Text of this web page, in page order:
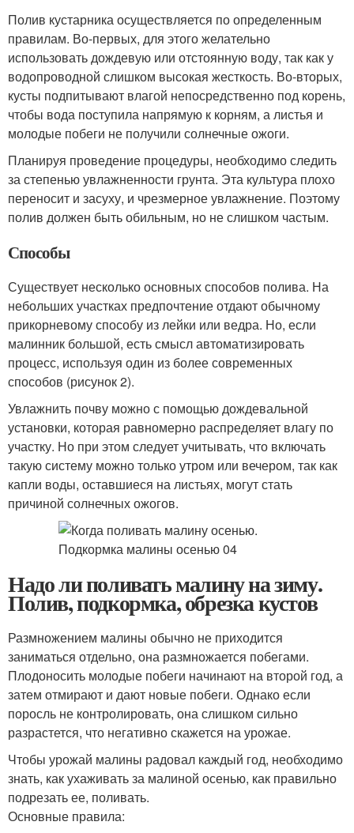
Полив кустарника осуществляется по определенным
правилам. Во-первых, для этого желательно
использовать дождевую или отстоянную воду, так как у
водопроводной слишком высокая жесткость. Во-вторых,
кусты подпитывают влагой непосредственно под корень,
чтобы вода поступила напрямую к корням, а листья и
молодые побеги не получили солнечные ожоги.
Планируя проведение процедуры, необходимо следить
за степенью увлажненности грунта. Эта культура плохо
переносит и засуху, и чрезмерное увлажнение. Поэтому
полив должен быть обильным, но не слишком частым.
Способы
Существует несколько основных способов полива. На
небольших участках предпочтение отдают обычному
прикорневому способу из лейки или ведра. Но, если
малинник большой, есть смысл автоматизировать
процесс, используя один из более современных
способов (рисунок 2).
Увлажнить почву можно с помощью дождевальной
установки, которая равномерно распределяет влагу по
участку. Но при этом следует учитывать, что включать
такую систему можно только утром или вечером, так как
капли воды, оставшиеся на листьях, могут стать
причиной солнечных ожогов.
Надо ли поливать малину на зиму.
Полив, подкормка, обрезка кустов
Размножением малины обычно не приходится
заниматься отдельно, она размножается побегами.
Плодоносить молодые побеги начинают на второй год, а
затем отмирают и дают новые побеги. Однако если
поросль не контролировать, она слишком сильно
разрастется, что негативно скажется на урожае.
Чтобы урожай малины радовал каждый год, необходимо
знать, как ухаживать за малиной осенью, как правильно
подрезать ее, поливать.
Основные правила: